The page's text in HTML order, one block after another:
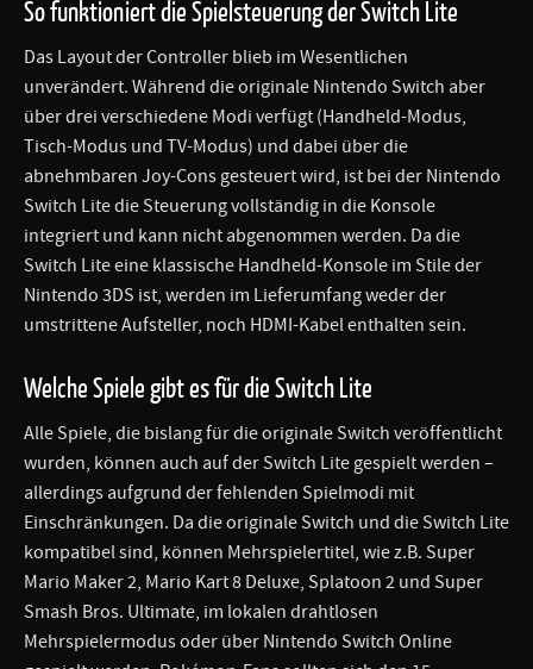
So funktioniert die Spielsteuerung der Switch Lite
Das Layout der Controller blieb im Wesentlichen
unverändert. Während die originale Nintendo Switch aber
über drei verschiedene Modi verfügt (Handheld-Modus,
Tisch-Modus und TV-Modus) und dabei über die
abnehmbaren Joy-Cons gesteuert wird, ist bei der Nintendo
Switch Lite die Steuerung vollständig in die Konsole
integriert und kann nicht abgenommen werden. Da die
Switch Lite eine klassische Handheld-Konsole im Stile der
Nintendo 3DS ist, werden im Lieferumfang weder der
umstrittene Aufsteller, noch HDMI-Kabel enthalten sein.
Welche Spiele gibt es für die Switch Lite
Alle Spiele, die bislang für die originale Switch veröffentlicht
wurden, können auch auf der Switch Lite gespielt werden –
allerdings aufgrund der fehlenden Spielmodi mit
Einschränkungen. Da die originale Switch und die Switch Lite
kompatibel sind, können Mehrspielertitel, wie z.B. Super
Mario Maker 2, Mario Kart 8 Deluxe, Splatoon 2 und Super
Smash Bros. Ultimate, im lokalen drahtlosen
Mehrspielermodus oder über Nintendo Switch Online